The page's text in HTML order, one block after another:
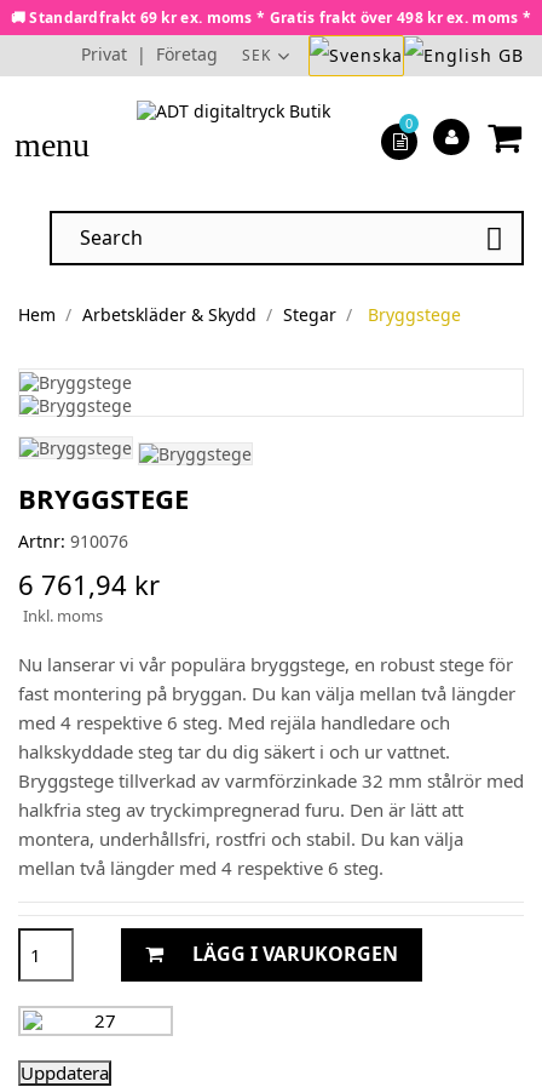
🚚 Standardfrakt 69 kr ex. moms * Gratis frakt över 498 kr ex. moms *
Privat | Företag SEK
menu

0
Hem Arbetskläder & Skydd Stegar Bryggstege
BRYGGSTEGE
Artnr: 910076
6 761,94 kr
Inkl. moms
Nu lanserar vi vår populära bryggstege, en robust stege för
fast montering på bryggan. Du kan välja mellan två längder
med 4 respektive 6 steg. Med rejäla handledare och
halkskyddade steg tar du dig säkert i och ur vattnet.
Bryggstege tillverkad av varmförzinkade 32 mm stålrör med
halkfria steg av tryckimpregnerad furu. Den är lätt att
montera, underhållsfri, rostfri och stabil. Du kan välja
mellan två längder med 4 respektive 6 steg.
LÄGG I VARUKORGEN